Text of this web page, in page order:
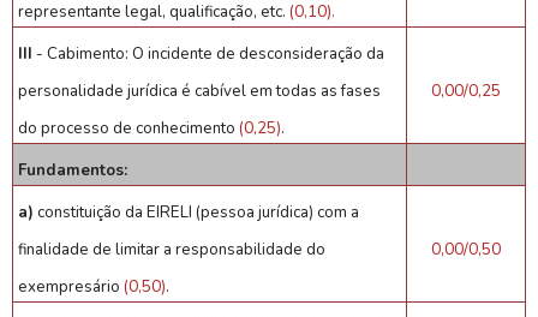
representante legal, qualificação, etc.(0,10).
III - Cabimento: O incidente de desconsideração da
personalidade jurídica é cabível em todas as fases
do processo de conhecimento (0,25).
0,00/0,25
Fundamentos:
a) constituição da EIRELI (pessoa jurídica) com a
finalidade de limitar a responsabilidade do
exempresário(0,50).
0,00/0,50